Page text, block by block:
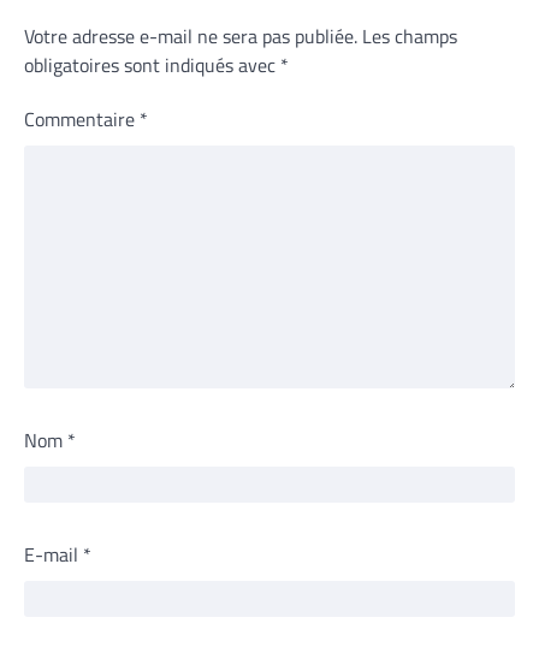
Votre adresse e-mail ne sera pas publiée. Les champs
obligatoires sont indiqués avec *
Commentaire *
Nom *
E-mail *